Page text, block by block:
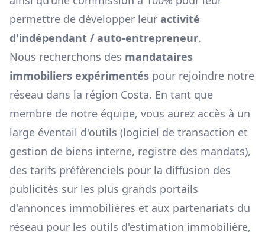
permettre de développer leur activité
d'indépendant / auto-entrepreneur.
Nous recherchons des mandataires
immobiliers expérimentés pour rejoindre notre
réseau dans la région Costa. En tant que
membre de notre équipe, vous aurez accès à un
large éventail d'outils (logiciel de transaction et
gestion de biens interne, registre des mandats),
des tarifs préférenciels pour la diffusion des
publicités sur les plus grands portails
d'annonces immobilières et aux partenariats du
réseau pour les outils d'estimation immobilière,